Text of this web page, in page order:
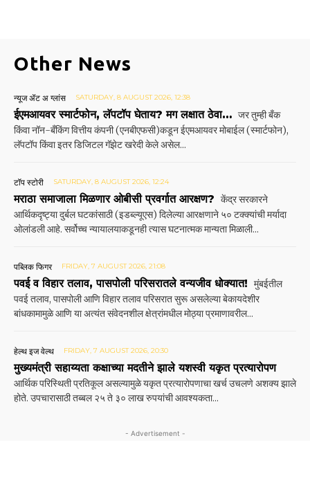
Other News
न्यूज ॲट अ ग्लांस SATURDAY, 8 AUGUST 2026, 12:38
ईएमआयवर स्मार्टफोन, लॅपटॉप घेताय? मग लक्षात ठेवा… जर तुम्ही बँक
किंवा नॉन-बँकिंग वित्तीय कंपनी (एनबीएफसी)कडून ईएमआयवर मोबाईल (स्मार्टफोन),
लॅपटॉप किंवा इतर डिजिटल गॅझेट खरेदी केले असेल...
टॉप स्टोरी SATURDAY, 8 AUGUST 2026, 12:24
मराठा समाजाला मिळणार ओबीसी प्रवर्गात आरक्षण? केंद्र सरकारने
आर्थिकदृष्ट्या दुर्बल घटकांसाठी (इडब्ल्यूएस) दिलेल्या आरक्षणाने ५० टक्क्यांची मर्यादा
ओलांडली आहे. सर्वोच्च न्यायालयाकडूनही त्यास घटनात्मक मान्यता मिळाली...
पब्लिक फिगर FRIDAY, 7 AUGUST 2026, 21:08
पवई व विहार तलाव, पासपोली परिसरातले वन्यजीव धोक्यात! मुंबईतील
पवई तलाव, पासपोली आणि विहार तलाव परिसरात सुरू असलेल्या बेकायदेशीर
बांधकामामुळे आणि या अत्यंत संवेदनशील क्षेत्रांमधील मोठ्या प्रमाणावरील...
हेल्थ इज वेल्थ FRIDAY, 7 AUGUST 2026, 20:30
मुख्यमंत्री सहाय्यता कक्षाच्या मदतीने झाले यशस्वी यकृत प्रत्यारोपण
आर्थिक परिस्थिती प्रतिकूल असल्यामुळे यकृत प्रत्यारोपणाचा खर्च उचलणे अशक्य झाले
होते. उपचारासाठी तब्बल २५ ते ३० लाख रुपयांची आवश्यकता...
- Advertisement -